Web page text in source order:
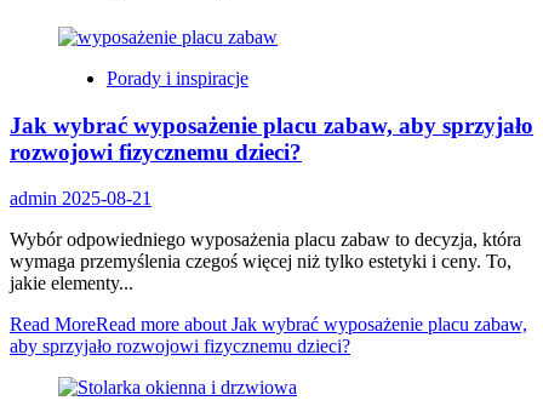
Porady i inspiracje
Jak wybrać wyposażenie placu zabaw, aby sprzyjało
rozwojowi fizycznemu dzieci?
admin 2025-08-21
Wybór odpowiedniego wyposażenia placu zabaw to decyzja, która
wymaga przemyślenia czegoś więcej niż tylko estetyki i ceny. To,
jakie elementy...
Read MoreRead more about Jak wybrać wyposażenie placu zabaw,
aby sprzyjało rozwojowi fizycznemu dzieci?